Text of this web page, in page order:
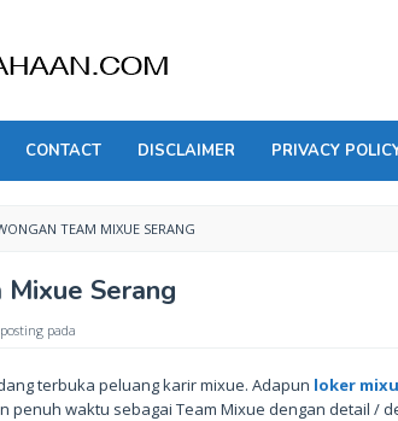
CONTACT DISCLAIMER PRIVACY
TEAM MIXUE SERANG
Serang
pada
terbuka peluang karir mixue. Adapun loker
penuh waktu sebagai Team Mixue dengan detail /